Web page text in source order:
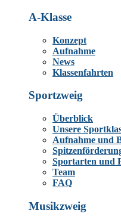
A-Klasse
Konzept
Aufnahme
News
Klassenfahrten
Sportzweig
Überblick
Unsere
Aufnahme und
Sportarten und
Team
FAQ
Musikzweig